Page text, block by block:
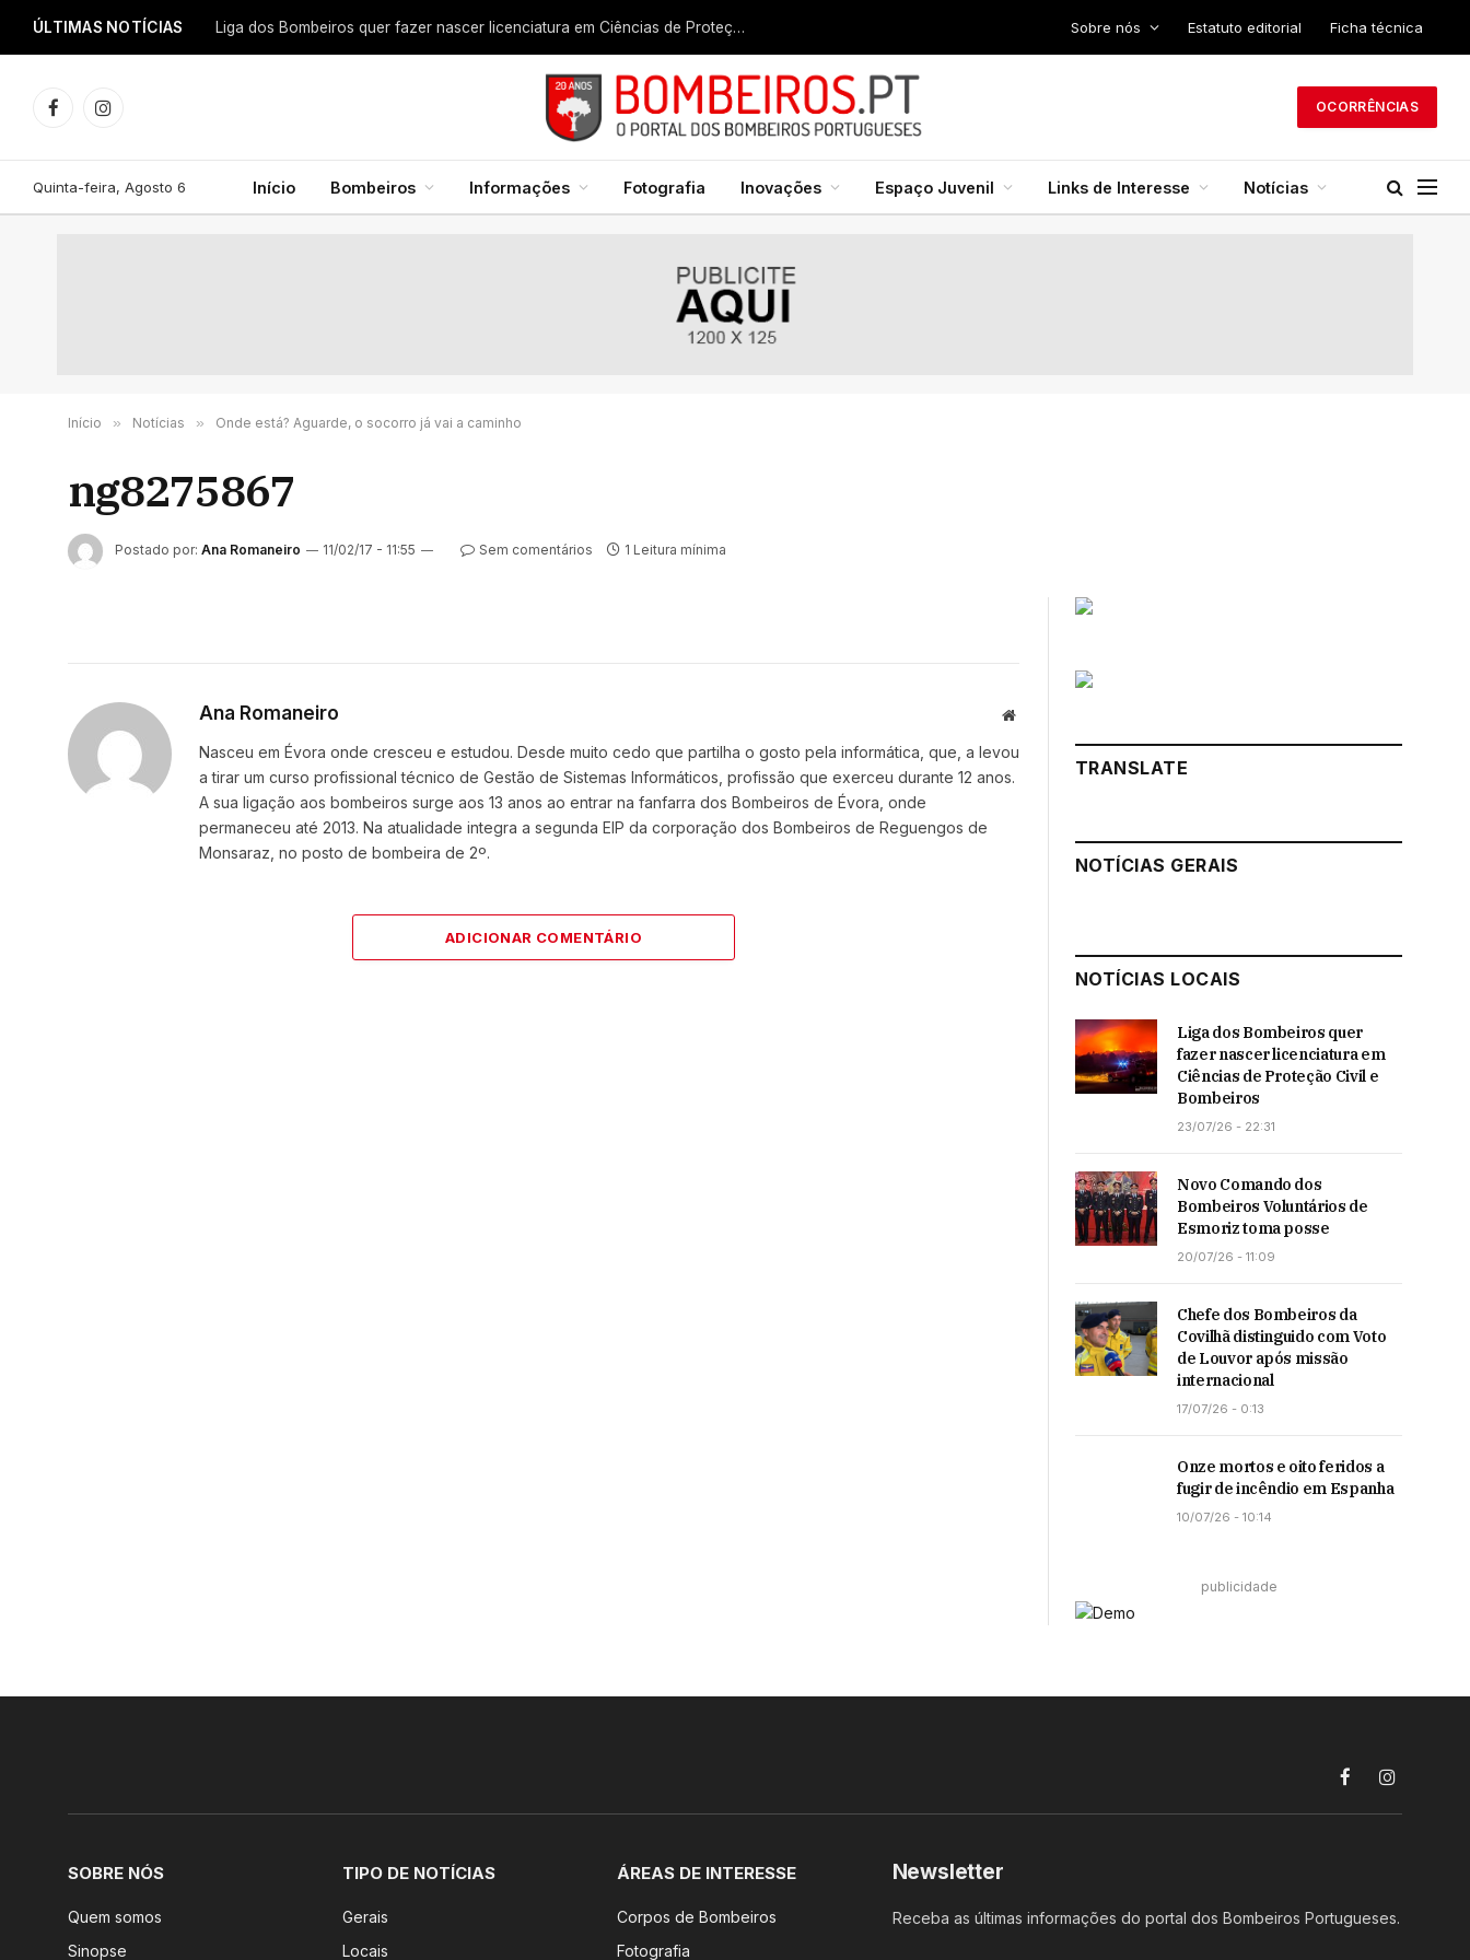
ÚLTIMAS NOTÍCIAS Liga dos Bombeiros quer fazer nascer licenciatura em Ciências de Proteção Civil e Bombeiros Sobre nós Estatuto editorial Ficha técnica
FacebookInstagram
OCORRÊNCIAS
Quinta-feira, Agosto 6 Início Bombeiros Informações Fotografia Inovações Espaço Juvenil Links de Interesse Notícias
Início » Notícias » Onde está? Aguarde, o socorro já vai a caminho
ng8275867
Postado por: Ana Romaneiro 11/02/17 - 11:55 Sem comentários 1 Leitura mínima
Ana Romaneiro Website
Nasceu em Évora onde cresceu e estudou. Desde muito cedo que partilha o gosto pela informática, que, a levou
a tirar um curso profissional técnico de Gestão de Sistemas Informáticos, profissão que exerceu durante 12 anos.
A sua ligação aos bombeiros surge aos 13 anos ao entrar na fanfarra dos Bombeiros de Évora, onde
permaneceu até 2013. Na atualidade integra a segunda EIP da corporação dos Bombeiros de Reguengos de
Monsaraz, no posto de bombeira de 2º.
ADICIONAR COMENTÁRIO
TRANSLATE
NOTÍCIAS GERAIS
NOTÍCIAS LOCAIS
Liga dos Bombeiros quer
fazer nascer licenciatura em
Ciências de Proteção Civil e
Bombeiros
23/07/26 - 22:31
Novo Comando dos
Bombeiros Voluntários de
Esmoriz toma posse
20/07/26 - 11:09
Chefe dos Bombeiros da
Covilhã distinguido com Voto
de Louvor após missão
internacional
17/07/26 - 0:13
Onze mortos e oito feridos a
fugir de incêndio em Espanha
10/07/26 - 10:14
publicidade
FacebookInstagram
SOBRE NÓS
Quem somos
Sinopse
TIPO DE NOTÍCIAS
Gerais
Locais
ÁREAS DE INTERESSE
Corpos de Bombeiros
Fotografia
Newsletter
Receba as últimas informações do portal dos Bombeiros Portugueses.